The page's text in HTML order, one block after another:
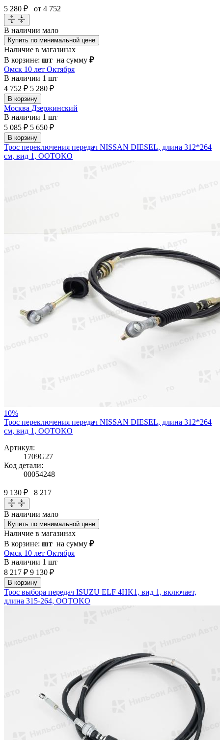
5 280 ₽ от 4 752
В наличии мало
Купить по минимальной цене
Наличие в магазинах
В корзине: шт на сумму ₽
Омск 10 лет Октября
В наличии 1 шт
4 752 ₽ 5 280 ₽
В корзину
Москва Дзержинский
В наличии 1 шт
5 085 ₽ 5 650 ₽
В корзину
Трос переключения передач NISSAN DIESEL, длина 312*264
см, вид 1, OOTOKO
10%
Трос переключения передач NISSAN DIESEL, длина 312*264
см, вид 1, OOTOKO
Артикул:
1709G27
Код детали:
00054248
9 130 ₽ 8 217
В наличии мало
Купить по минимальной цене
Наличие в магазинах
В корзине: шт на сумму ₽
Омск 10 лет Октября
В наличии 1 шт
8 217 ₽ 9 130 ₽
В корзину
Трос выбора передач ISUZU ELF 4HK1, вид 1, включает,
длина 315-264, OOTOKO